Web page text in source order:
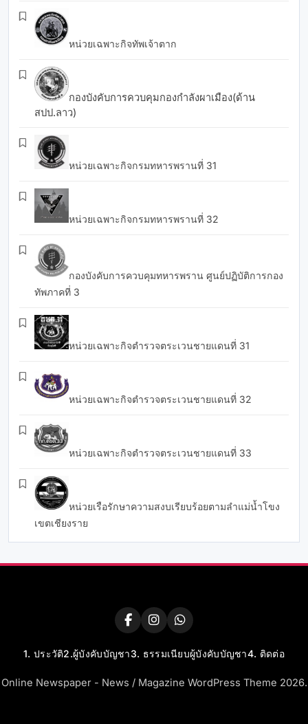
หน่วยเฉพาะกิจทัพเจ้าตาก
กองบังคับการควบคุมกองกำลังผาเมือง(ด้าน
สปป.ลาว)
หน่วยเฉพาะกิจกรมทหารพรานที่ 31
หน่วยเฉพาะกิจกรมทหารพรานที่ 32
กองบังคับการควบคุมทหารพราน ศูนย์ปฏิบัติการกอง
ทัพภาคที่ 3
หน่วยเฉพาะกิจตำรวจตระเวนชายแดนที่ 31
หน่วยเฉพาะกิจตำรวจตระเวนชายแดนที่ 32
หน่วยเฉพาะกิจตำรวจตระเวนชายแดนที่ 33
หน่วยเรือรักษาความสงบเรียบร้อยตามลำแม่น้ำโขง
เขตเชียงราย
1. ประวัติ2.ผู้บังคับบัญชา3. ธรรมเนียบผู้บังคับบัญชา4. ติดต่อ
Online Newspaper - News / Magazine WordPress Theme 2026.